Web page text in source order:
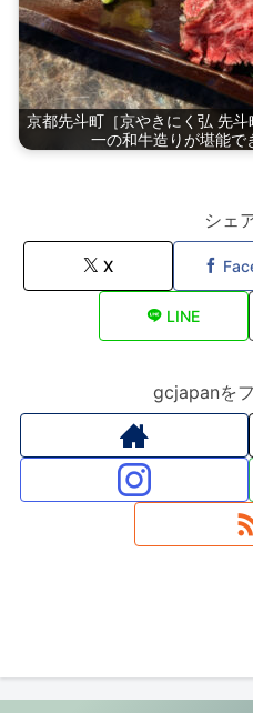
京都先斗町［京やきにく弘 先
一の和牛造りが堪能で
シェ
X
LINE
gcjapanを